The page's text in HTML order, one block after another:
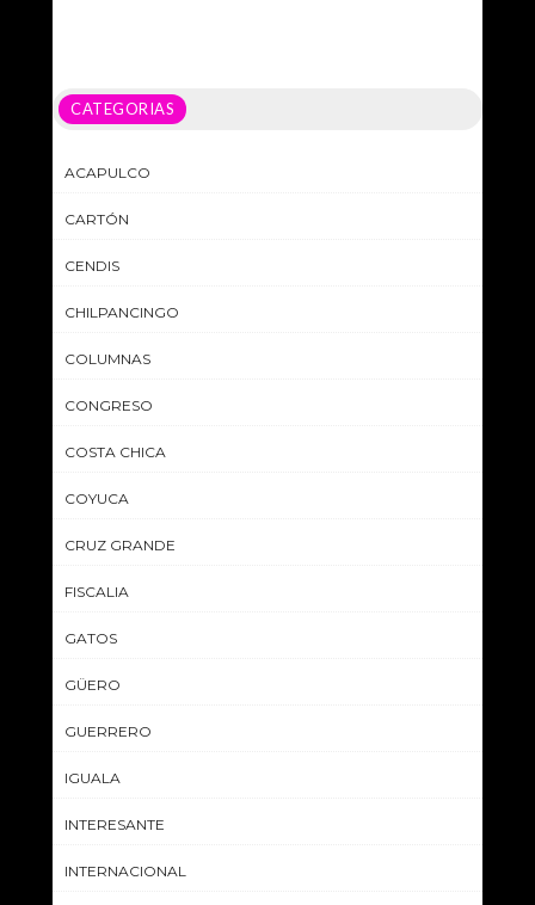
CATEGORIAS
ACAPULCO
CARTÓN
CENDIS
CHILPANCINGO
COLUMNAS
CONGRESO
COSTA CHICA
COYUCA
CRUZ GRANDE
FISCALIA
GATOS
GÜERO
GUERRERO
IGUALA
INTERESANTE
INTERNACIONAL